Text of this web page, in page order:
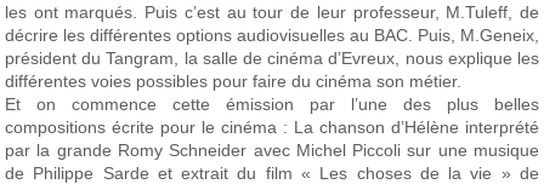
les ont marqués. Puis c’est au tour de leur professeur, M.Tuleff, de
décrire les différentes options audiovisuelles au BAC. Puis, M.Geneix,
président du Tangram, la salle de cinéma d’Evreux, nous explique les
différentes voies possibles pour faire du cinéma son métier.
Et on commence cette émission par l’une des plus belles
compositions écrite pour le cinéma : La chanson d’Hélène interprété
par la grande Romy Schneider avec Michel Piccoli sur une musique
de Philippe Sarde et extrait du film « Les choses de la vie » de